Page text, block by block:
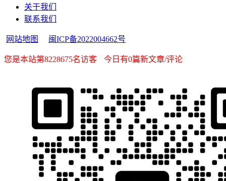
关于我们
联系我们
网站地图 闽ICP备2022004662号
您是本站第8228675名访客 今日有0篇新文章/评论